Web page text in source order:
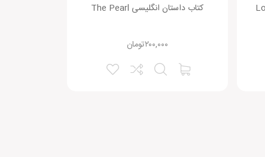
کتاب داستان انگلیسی The Pearl
تومان۲۰۰,۰۰۰